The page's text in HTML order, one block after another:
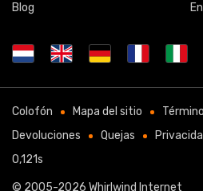
Blog
Colofón Mapa del sitio
Devoluciones
Quejas
0,121s
© 2005-2026 Whirlwind Internet